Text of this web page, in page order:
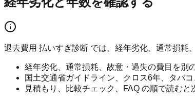
退去費用 払いすぎ診断 では、経年劣化、通常損耗
経年劣化、通常損耗、故意・過失の費目を別
国土交通省ガイドライン、クロス6年、タバ
見積もり、比較チェック、FAQ の順で読むと